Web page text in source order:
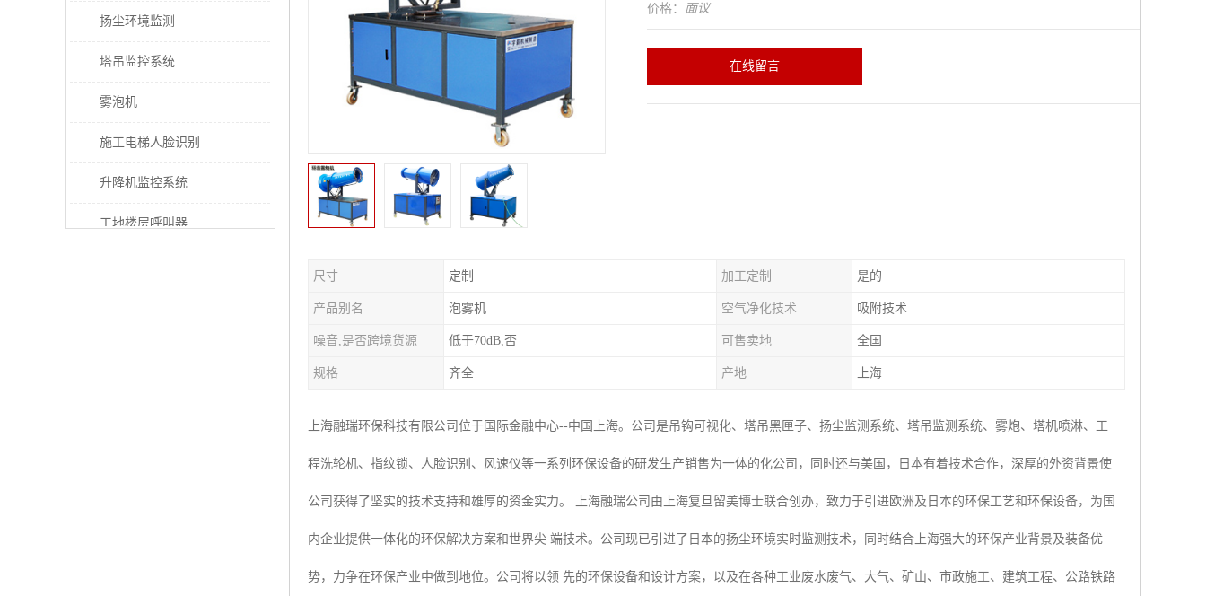
扬尘环境监测
塔吊监控系统
雾泡机
施工电梯人脸识别
升降机监控系统
工地楼层呼叫器
价格： 面议
在线留言
尺寸 定制 加工定制 是的
产品别名 泡雾机 空气净化技术 吸附技术
噪音,是否跨境货源 低于70dB,否 可售卖地 全国
规格 齐全 产地 上海
上海融瑞环保科技有限公司位于国际金融中心--中国上海。公司是吊钩可视化、塔吊黑匣子、扬尘监测系统、塔吊监测系统、雾炮、塔机喷淋、工
程洗轮机、指纹锁、人脸识别、风速仪等一系列环保设备的研发生产销售为一体的化公司，同时还与美国，日本有着技术合作，深厚的外资背景使
公司获得了坚实的技术支持和雄厚的资金实力。 上海融瑞公司由上海复旦留美博士联合创办，致力于引进欧洲及日本的环保工艺和环保设备，为国
内企业提供一体化的环保解决方案和世界尖 端技术。公司现已引进了日本的扬尘环境实时监测技术，同时结合上海强大的环保产业背景及装备优
势，力争在环保产业中做到地位。公司将以领 先的环保设备和设计方案，以及在各种工业废水废气、大气、矿山、市政施工、建筑工程、公路铁路